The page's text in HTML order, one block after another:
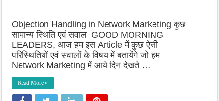
Objection Handling in Network Marketing कुछ
सामान्य स्थिति एवं सवाल GOOD MORNING
LEADERS, आज हम इस Article में कुछ ऐसी
परिस्थितियों एवं सवालों के विषय में बतायेंगे जो हम
Network Marketing में आये दिन देखते …
Read More »